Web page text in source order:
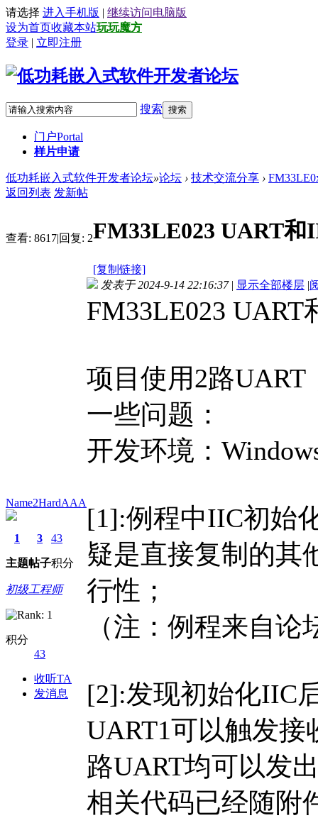
请选择 进入手机版 | 继续访问电脑版
设为首页收藏本站玩玩魔方
登录 | 立即注册
搜索 搜索
门户Portal
样片申请
低功耗嵌入式软件开发者论坛»论坛 › 技术交流分享 ›
返回列表 发新帖
查看: 8617|回复: 2FM33LE023 UART
[复制链接]
Name2HardAAA
1
主题
3
帖子
43
积分
初级工程师
积分
43
收听TA
发消息
发表于 2024-9-14 22:16:37 | 显示全部楼层 |
FM33LE023
项目使用2路
一些问题：
开发环境：
[1]:例程中IIC初始
疑是直接复制的其
行性；
（注：例程来自
[2]:发现初始化IIC
UART1可以触发接
路UART均可以发
相关代码已经随附